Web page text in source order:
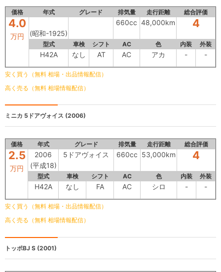
価格 年式 グレード 排気量 走行距離 総合評価
4.0
万円 (昭和-1925)
660cc 48,000km 4
型式 車検 シフト AC 色 内装 外装
H42A なし AT AC アカ - -
安く買う（無料 相場・出品情報配信）
高く売る（無料 相場情報配信）
ミニカ 5ドアヴォイス (2006)
価格 年式 グレード 排気量 走行距離 総合評価
2.5
万円
2006
(平成18)
5ドアヴォイス 660cc 53,000km 4
型式 車検 シフト AC 色 内装 外装
H42A なし FA AC シロ - -
安く買う（無料 相場・出品情報配信）
高く売る（無料 相場情報配信）
トッポBJ S (2001)